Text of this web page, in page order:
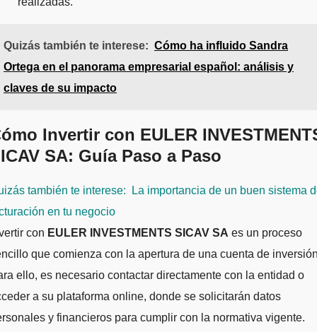
Quizás también te interese: Cómo ha influido Sandra
Ortega en el panorama empresarial español: análisis y
claves de su impacto
Invertir con EULER
SA: Guía Paso a Paso
también te interese:
La importancia de un buen sistema
en tu negocio
con EULER INVESTMENTS SICAV SA es un proceso
que comienza con la apertura de una cuenta de
ello, es necesario contactar directamente con la entidad o
a su plataforma online, donde se solicitarán datos
y financieros para cumplir con la normativa vigente.